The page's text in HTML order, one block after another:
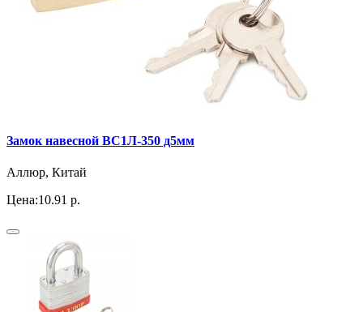
Замок навесной ВС1Л-350 д5мм
Аллюр, Китай
Цена:10.91 р.